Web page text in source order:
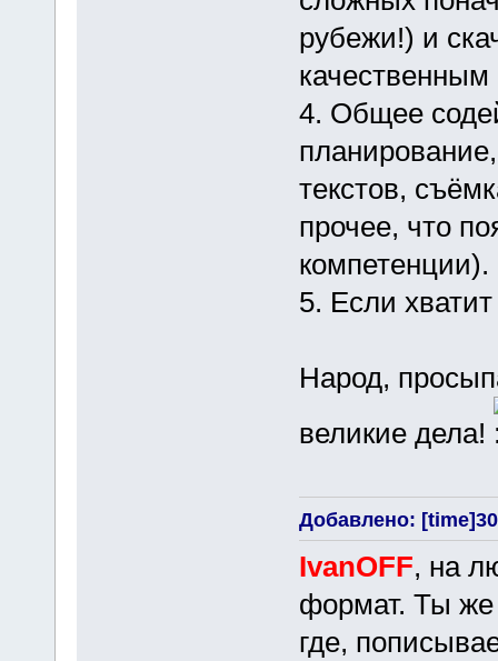
рубежи!) и
4. Общее
текстов,
прочее, что
компетенции).
5. Если
Народ,
великие дела!
Добавлено:
IvanOFF, на
формат. Ты же
где,